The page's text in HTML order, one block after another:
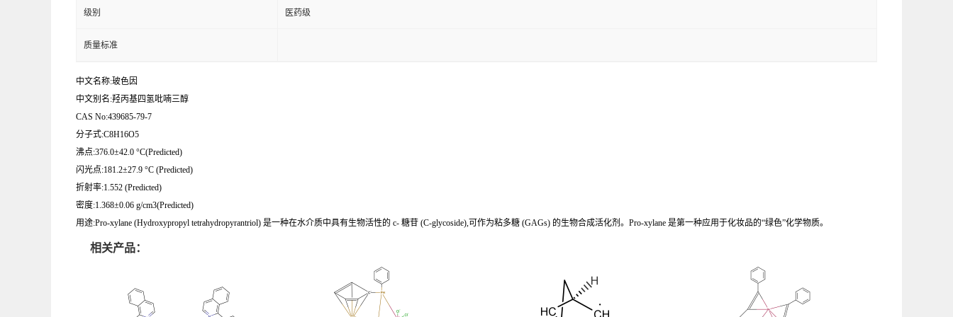
级别 医药级
质量标准
中文名称:玻色因
中文别名:羟丙基四氢吡喃三醇
CAS No:439685-79-7
分子式:C8H16O5
沸点:376.0±42.0 °C(Predicted)
闪光点:181.2±27.9 °C (Predicted)
折射率:1.552 (Predicted)
密度:1.368±0.06 g/cm3(Predicted)
用途:Pro-xylane (Hydroxypropyl tetrahydropyrantriol) 是一种在水介质中具有生物活性的 c- 糖苷 (C-glycoside),可作为粘多糖 (GAGs) 的生物合成活化剂。Pro-xylane 是第一种应用于化妆品的“绿色”化学物质。
相关产品：